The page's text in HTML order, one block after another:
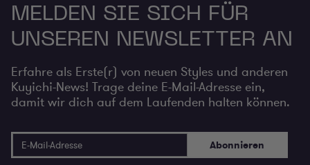
MELDEN SIE SICH FÜR
UNSEREN NEWSLETTER AN
Erfahre als Erste(r) von neuen Styles und anderen
Kuyichi-News! Trage deine E-Mail-Adresse ein,
damit wir dich auf dem Laufenden halten können.
E-MailadresseAbonnieren